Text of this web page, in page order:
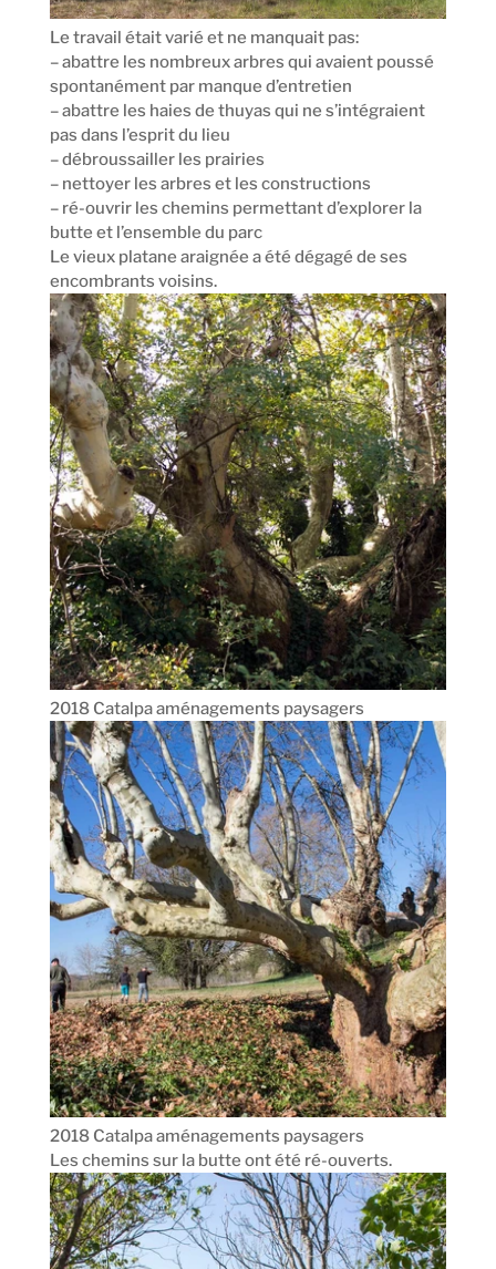
Le travail était varié et ne manquait pas:
– abattre les nombreux arbres qui avaient poussé
spontanément par manque d’entretien
– abattre les haies de thuyas qui ne s’intégraient
pas dans l’esprit du lieu
– débroussailler les prairies
– nettoyer les arbres et les constructions
– ré-ouvrir les chemins permettant d’explorer la
butte et l’ensemble du parc
Le vieux platane araignée a été dégagé de ses
encombrants voisins.
2018 Catalpa aménagements paysagers
2018 Catalpa aménagements paysagers
Les chemins sur la butte ont été ré-ouverts.